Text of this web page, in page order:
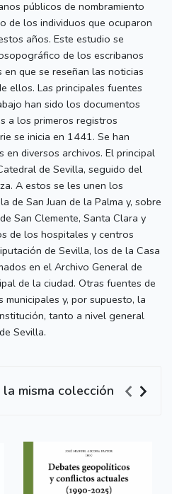
públicos de nombramiento
de los individuos que ocuparon
años. Este estudio se
de los escribanos
que se reseñan las noticias
ellos. Las principales fuentes
han sido los documentos
a los primeros registros
se inicia en 1441. Se han
diversos archivos. El principal
de Sevilla, seguido del
A estos se les unen los
de San Juan de la Palma y, sobre
San Clemente, Santa Clara y
de los hospitales y centros
de Sevilla, los de la Casa
en el Archivo General de
de la ciudad. Otras fuentes de
y, por supuesto, la
tanto a nivel general
Sevilla.
misma colección